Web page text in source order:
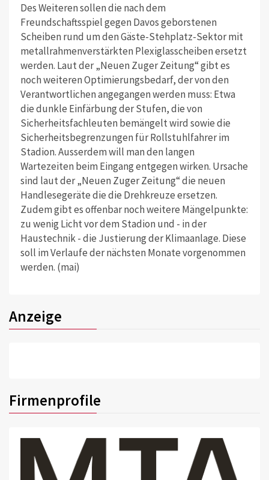
Des Weiteren sollen die nach dem
Freundschaftsspiel gegen Davos geborstenen
Scheiben rund um den Gäste-Stehplatz-Sektor mit
metallrahmenverstärkten Plexiglasscheiben ersetzt
werden. Laut der „Neuen Zuger Zeitung“ gibt es
noch weiteren Optimierungsbedarf, der von den
Verantwortlichen angegangen werden muss: Etwa
die dunkle Einfärbung der Stufen, die von
Sicherheitsfachleuten bemängelt wird sowie die
Sicherheitsbegrenzungen für Rollstuhlfahrer im
Stadion. Ausserdem will man den langen
Wartezeiten beim Eingang entgegen wirken. Ursache
sind laut der „Neuen Zuger Zeitung“ die neuen
Handlesegeräte die die Drehkreuze ersetzen.
Zudem gibt es offenbar noch weitere Mängelpunkte:
zu wenig Licht vor dem Stadion und - in der
Haustechnik - die Justierung der Klimaanlage. Diese
soll im Verlaufe der nächsten Monate vorgenommen
werden. (mai)
Anzeige
Firmenprofile